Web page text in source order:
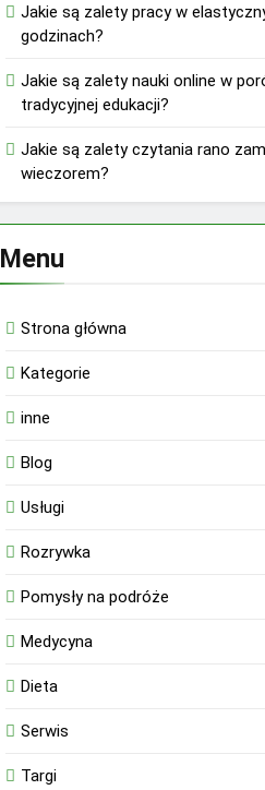
Jakie są zalety pracy w
godzinach?
Jakie są zalety nauki online w
tradycyjnej edukacji?
Jakie są zalety czytania rano
wieczorem?
Menu
Strona główna
Kategorie
inne
Blog
Usługi
Rozrywka
Pomysły na podróże
Medycyna
Dieta
Serwis
Targi